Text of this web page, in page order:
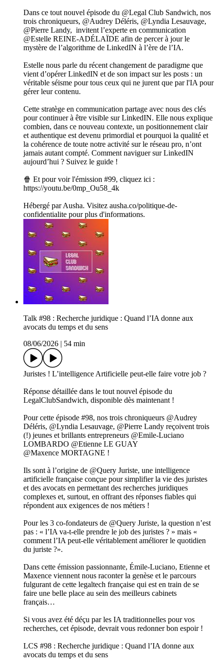
Dans ce tout nouvel épisode du @Legal Club Sandwich, nos
trois chroniqueurs, @Audrey Déléris, @Lyndia Lesauvage,
@Pierre Landy, invitent l’experte en communication
@Estelle REINE-ADÉLAÏDE afin de percer à jour le
mystère de l’algorithme de LinkedIN à l’ère de l’IA.
Estelle nous parle du récent changement de paradigme que
vient d’opérer LinkedIN et de son impact sur les posts : un
véritable séisme pour tous ceux qui ne jurent que par l'IA pour
gérer leur contenu.
Cette stratège en communication partage avec nous des clés
pour continuer à être visible sur LinkedIN. Elle nous explique
combien, dans ce nouveau contexte, un positionnement clair
et authentique est devenu primordial et pourquoi la qualité et
la cohérence de toute notre activité sur le réseau pro, n’ont
jamais autant compté. Comment naviguer sur LinkedIN
aujourd’hui ? Suivez le guide !
🍿 Et pour voir l'émission #99, cliquez ici :
https://youtu.be/0mp_Ou58_4k
Hébergé par Ausha. Visitez ausha.co/politique-de-
confidentialite pour plus d'informations.
Talk #98 : Recherche juridique : Quand l’IA donne aux
avocats du temps et du sens
08/06/2026
54 min
Juristes ! L’intelligence Artificielle peut-elle faire votre job ?
Réponse détaillée dans le tout nouvel épisode du
LegalClubSandwich, disponible dès maintenant !
Pour cette épisode #98, nos trois chroniqueurs @Audrey
Déléris, @Lyndia Lesauvage, @Pierre Landy reçoivent trois
(!) jeunes et brillants entrepreneurs @Emile-Luciano
LOMBARDO @Etienne LE GUAY
@Maxence MORTAGNE !
Ils sont à l’origine de @Query Juriste, une intelligence
artificielle française conçue pour simplifier la vie des juristes
et des avocats en permettant des recherches juridiques
complexes et, surtout, en offrant des réponses fiables qui
répondent aux exigences de nos métiers !
Pour les 3 co-fondateurs de @Query Juriste, la question n’est
pas : « l’IA va-t-elle prendre le job des juristes ? » mais «
comment l’IA peut-elle véritablement améliorer le quotidien
du juriste ?».
Dans cette émission passionnante, Émile-Luciano, Etienne et
Maxence viennent nous raconter la genèse et le parcours
fulgurant de cette legaltech française qui est en train de se
faire une belle place au sein des meilleurs cabinets
français…
Si vous avez été déçu par les IA traditionnelles pour vos
recherches, cet épisode, devrait vous redonner bon espoir !
LCS #98 : Recherche juridique : Quand l’IA donne aux
avocats du temps et du sens